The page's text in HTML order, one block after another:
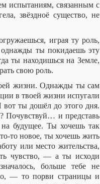
испытаниям, связанным с
звёздноё существо, не
играя ту роль,
ты покидаешь эту
ты находишься на Земле,
свою роль.
жизни. Однажды ты сам
в твоей жизни испугали
вот ты дошёл до этого дня.
Почувствуй… и представь
будущее. Ты хочешь так
то новое, ты хочешь жить
или место жительства,
чувство, — а ты исходи
больше тебе не
— то порви страницы и